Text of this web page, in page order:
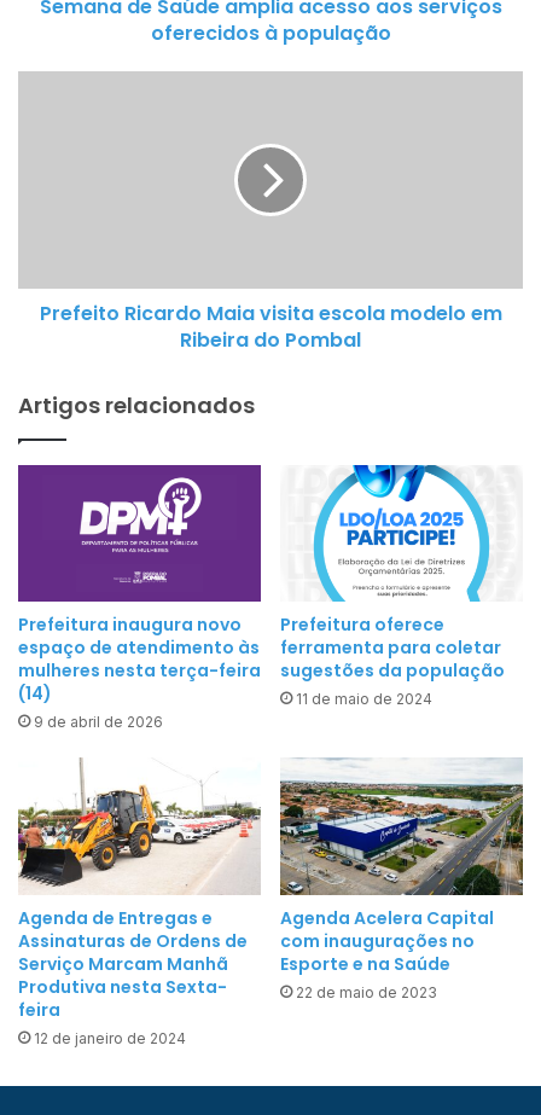
Semana de Saúde amplia acesso aos serviços
oferecidos à população
Ribeira
Prefeito Ricardo Maia visita escola modelo em
Ribeira do Pombal
Artigos relacionados
Prefeitura inaugura novo
espaço de atendimento às
mulheres nesta terça-feira
(14)
9 de abril de 2026
Prefeitura oferece
ferramenta para coletar
sugestões da população
11 de maio de 2024
Agenda de Entregas e
Assinaturas de Ordens de
Serviço Marcam Manhã
Produtiva nesta Sexta-
feira
12 de janeiro de 2024
Agenda Acelera Capital
com inaugurações no
Esporte e na Saúde
22 de maio de 2023